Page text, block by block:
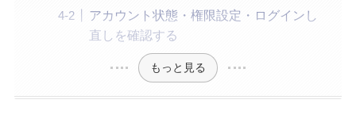
アカウント状態・権限設定・ログインし
直しを確認する
もっと見る